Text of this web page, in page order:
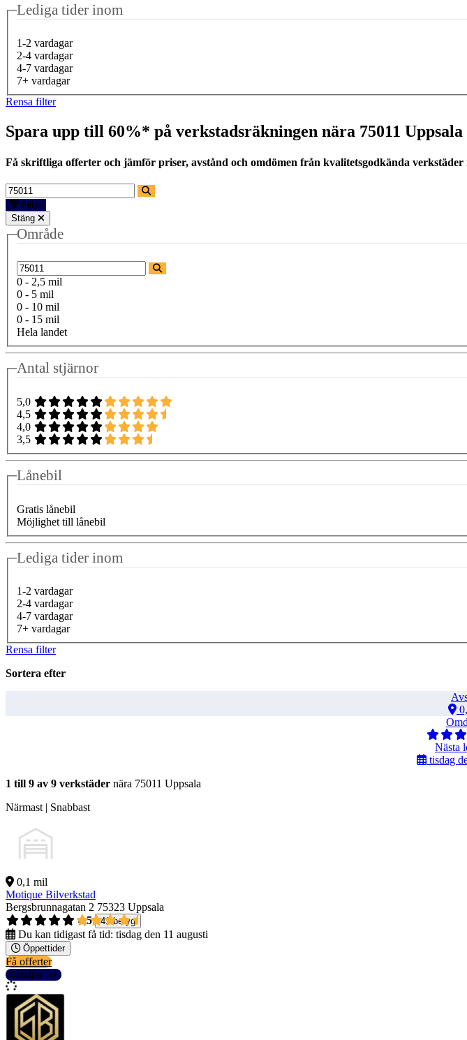
Lediga tider inom
1-2 vardagar
2-4 vardagar
4-7 vardagar
7+ vardagar
Rensa filter
Spara upp till 60%* på verkstadsräkningen nära 75011 Uppsala
Få skriftliga offerter och jämför priser, avstånd och omdömen från kvalitetsgodkända verkstäder
Filter
Stäng
Område
0 - 2,5 mil
0 - 5 mil
0 - 10 mil
0 - 15 mil
Hela landet
Antal stjärnor
5,0
4,5
4,0
3,5
Lånebil
Gratis lånebil
Möjlighet till lånebil
Lediga tider inom
1-2 vardagar
2-4 vardagar
4-7 vardagar
7+ vardagar
Rensa filter
Sortera efter
Nästa
tisdag
1 till 9 av 9 verkstäder nära 75011 Uppsala
Närmast | Snabbast
0,1 mil
Motique Bilverkstad
Bergsbrunnagatan 2 75323 Uppsala
4,5
41 betyg
Du kan tidigast få tid: tisdag den 11 augusti
Öppettider
Få offerter
Detaljer